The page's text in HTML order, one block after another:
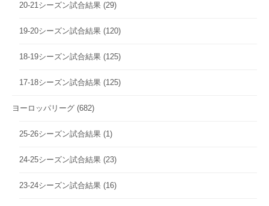
20-21シーズン試合結果 (29)
19-20シーズン試合結果 (120)
18-19シーズン試合結果 (125)
17-18シーズン試合結果 (125)
ヨーロッパリーグ (682)
25-26シーズン試合結果 (1)
24-25シーズン試合結果 (23)
23-24シーズン試合結果 (16)